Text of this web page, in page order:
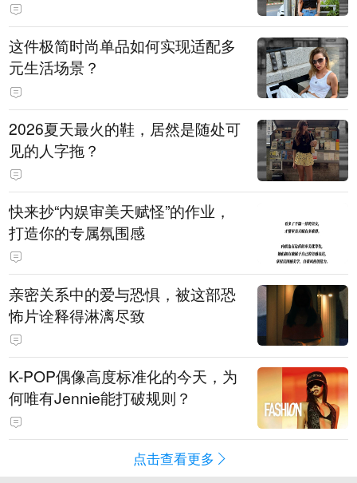
这件极简时尚单品如何实现适配多
元生活场景？
2026夏天最火的鞋，居然是随处可
见的人字拖？
快来抄“内娱审美天赋怪”的作业，
打造你的专属氛围感
亲密关系中的爱与恐惧，被这部恐
怖片诠释得淋漓尽致
K-POP偶像高度标准化的今天，为
何唯有Jennie能打破规则？
点击查看更多